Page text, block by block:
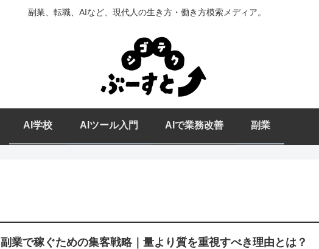
副業、転職、AIなど、現代人の生き方・働き方模索メディア。
AI学校 AIツール入門 AIで業務改善 副業
副業で稼ぐための集客戦略｜量より質を重視すべき理由とは？